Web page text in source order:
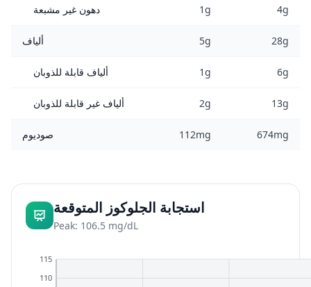
دهون غير مشبعة 1g 4g
ألياف 5g 28g
ألياف قابلة للذوبان 1g 6g
ألياف غير قابلة للذوبان 2g 13g
صوديوم 112mg 674mg
استجابة الجلوكوز المتوقعة
Peak: 106.5 mg/dL
110
115